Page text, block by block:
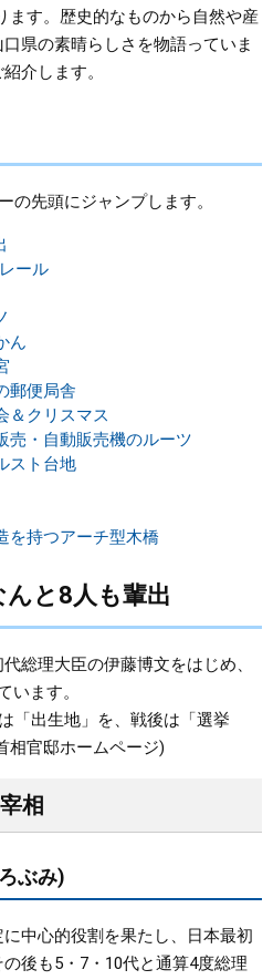
ます。歴史的なものから自然や産
県の素晴らしさを物語っていま
介します。
の先頭にジャンプします。
ール
ん
郵便局舎
＆クリスマス
売・自動販売機のルーツ
スト台地
を持つアーチ型木橋
と8人も輩出
総理大臣の伊藤博文をはじめ、
います。
「出生地」を、戦後は「選挙
相官邸ホームページ)
相
ぶみ)
中心的役割を果たし、日本最初
後も5・7・10代と通算4度総理